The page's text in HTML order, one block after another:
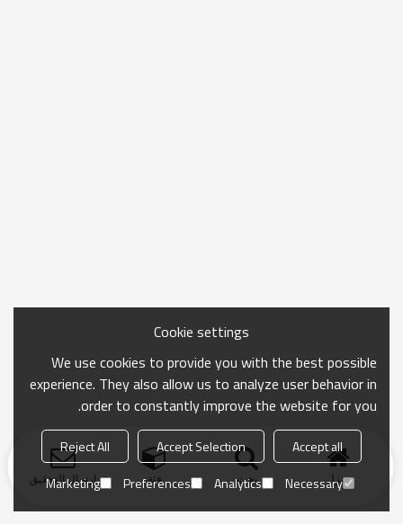
منزل بحث فئة ارسال التحقيق
Cookie settings
We use cookies to provide you with the best possible
experience. They also allow us to analyze user behavior in
order to constantly improve the website for you.
Accept all
Accept Selection
Reject All
Necessary
Analytics
Preferences
Marketing